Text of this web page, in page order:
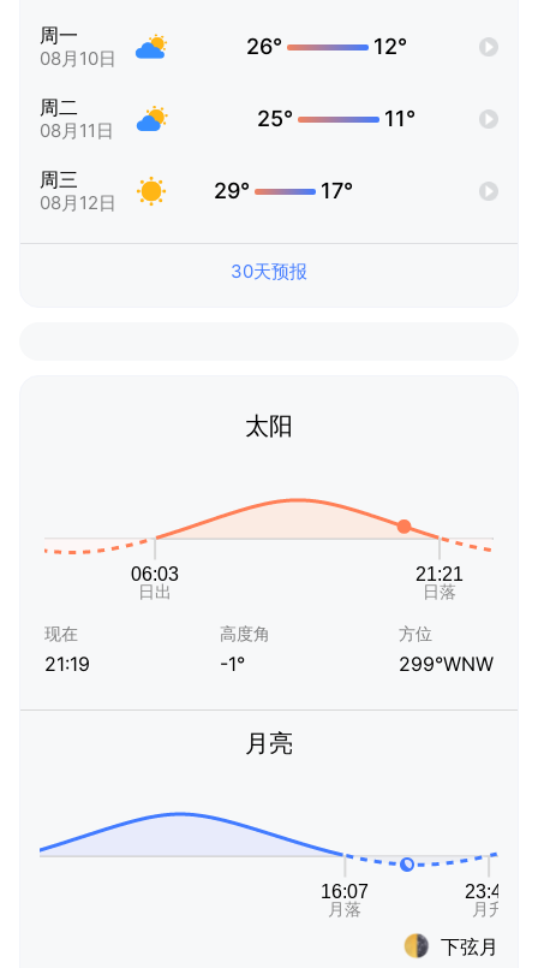
周一
08月10日 26° 12°
周二
08月11日 25° 11°
周三
08月12日 29° 17°
30天预报
太阳
现在
21:19
高度角
-1°
方位
299°WNW
月亮
下弦月